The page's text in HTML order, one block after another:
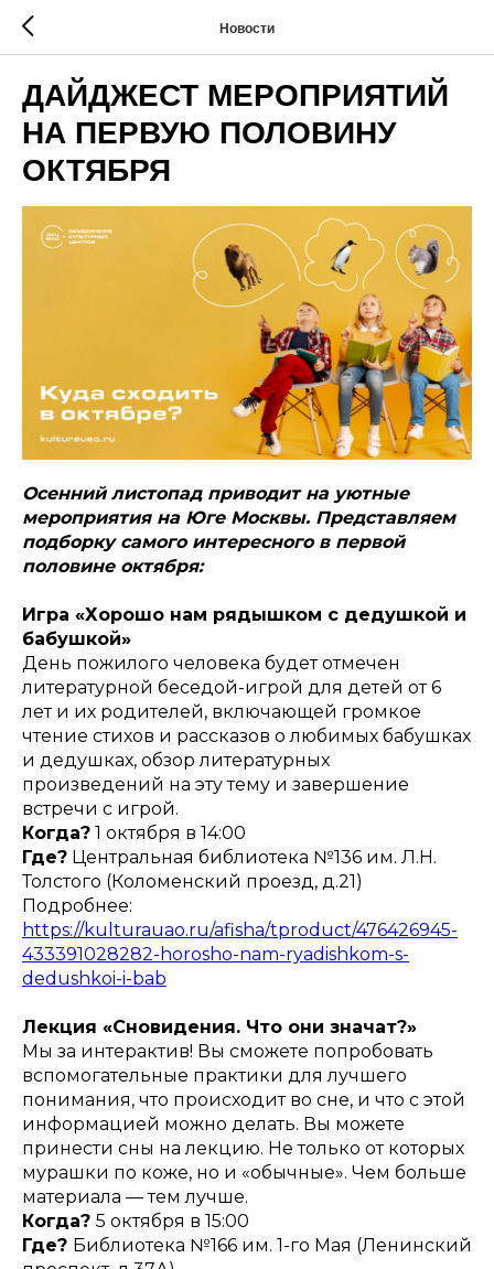
Новости
ДАЙДЖЕСТ МЕРОПРИЯТИЙ
НА ПЕРВУЮ ПОЛОВИНУ
ОКТЯБРЯ
Осенний листопад приводит на уютные
мероприятия на Юге Москвы. Представляем
подборку самого интересного в первой
половине октября:
Игра «Хорошо нам рядышком с дедушкой и
бабушкой»
День пожилого человека будет отмечен
литературной беседой-игрой для детей от 6
лет и их родителей, включающей громкое
чтение стихов и рассказов о любимых бабушках
и дедушках, обзор литературных
произведений на эту тему и завершение
встречи с игрой.
Когда? 1 октября в 14:00
Где? Центральная библиотека №136 им. Л.Н.
Толстого (Коломенский проезд, д.21)
Подробнее:
https://kulturauao.ru/afisha/tproduct/476426945-
433391028282-horosho-nam-ryadishkom-s-
dedushkoi-i-bab
Лекция «Сновидения. Что они значат?»
Мы за интерактив! Вы сможете попробовать
вспомогательные практики для лучшего
понимания, что происходит во сне, и что с этой
информацией можно делать. Вы можете
принести сны на лекцию. Не только от которых
мурашки по коже, но и «обычные». Чем больше
материала — тем лучше.
Когда? 5 октября в 15:00
Где? Библиотека №166 им. 1-го Мая (Ленинский